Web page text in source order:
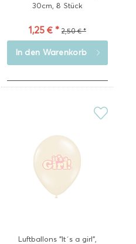
30cm, 8 Stück
1,25 € * 2,50 € *
In den Warenkorb
Luftballons "It´s a girl",